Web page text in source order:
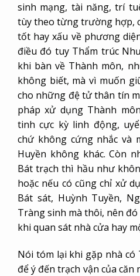
sinh mạng, tài năng, trí
tùy theo từng trường hợp,
tốt hay xấu về phương
điều đó tuy Thẩm trúc
khi bàn về Thành môn,
không biết, mà vì muốn
cho những đệ tử thân tín
pháp xử dụng Thành
tinh cực kỳ linh động,
chứ không cứng nhắc và
Huyền không khác. Còn
Bát trạch thì hầu như
hoặc nếu có cũng chỉ xử
Bát sát, Huỳnh Tuyền,
Tràng sinh mà thôi, nên
khi quan sát nhà cửa hay
Nói tóm lại khi gặp nhà có
để ý đến trạch vận của căn